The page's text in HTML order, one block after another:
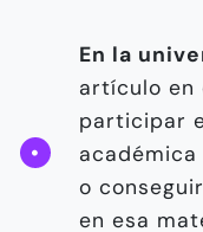
En la
artículo en
participar
o
en esa